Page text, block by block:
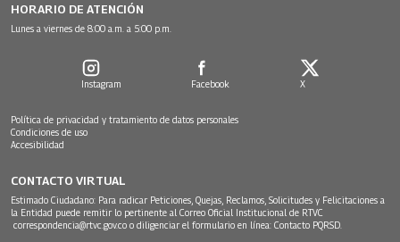
HORARIO DE ATENCIÓN
Lunes a viernes de 8:00 a.m. a 5:00 p.m.
Instagram Facebook X
Política de privacidad y tratamiento de datos personales
Condiciones de uso
Accesibilidad
CONTACTO VIRTUAL
Estimado Ciudadano: Para radicar Peticiones, Quejas, Reclamos, Solicitudes y Felicitaciones a
la Entidad puede remitir lo pertinente al Correo Oficial Institucional de RTVC
correspondencia@rtvc.gov.co o diligenciar el formulario en línea: Contacto PQRSD.